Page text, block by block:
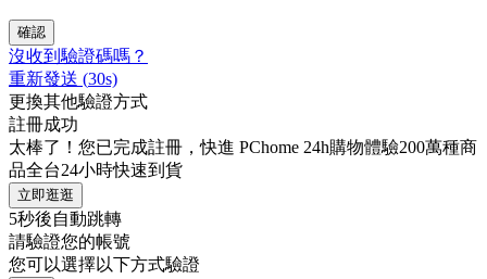
確認
沒收到驗證碼嗎？
重新發送 (30s)
更換其他驗證方式
註冊成功
太棒了！您已完成註冊，快進 PChome 24h購物體驗200萬種商
品全台24小時快速到貨
立即逛逛
5秒後自動跳轉
請驗證您的帳號
您可以選擇以下方式驗證